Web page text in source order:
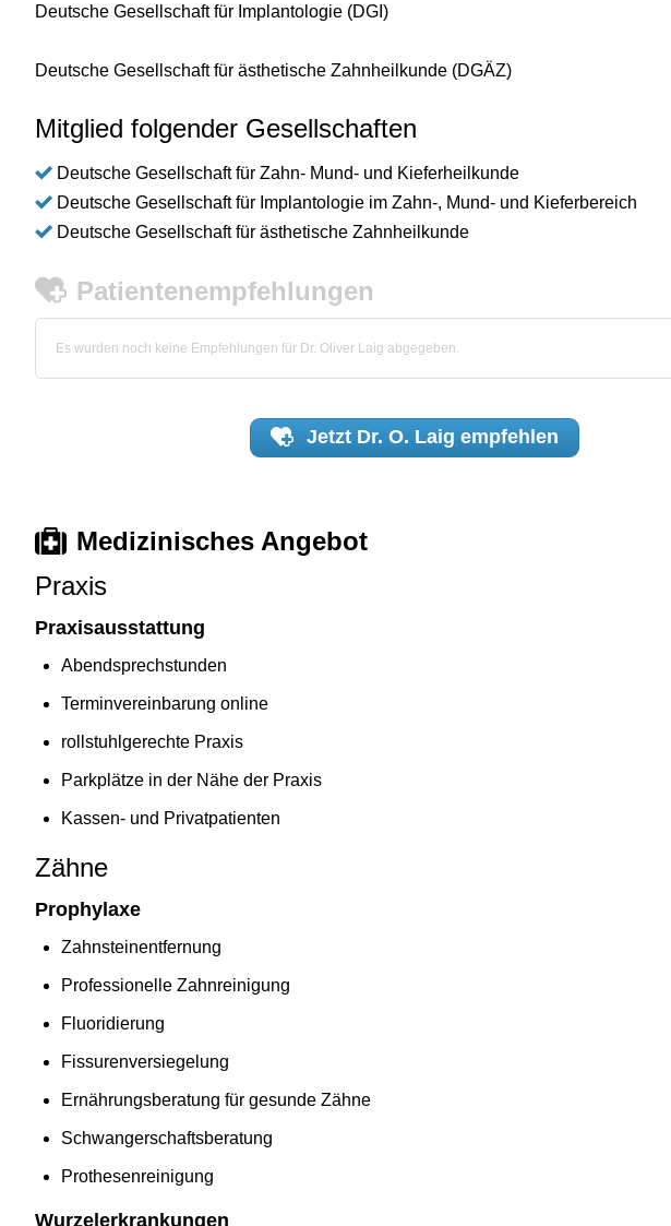
Deutsche Gesellschaft für Implantologie (DGI)
Deutsche Gesellschaft für ästhetische Zahnheilkunde (DGÄZ)
Mitglied folgender Gesellschaften
Deutsche Gesellschaft für Zahn- Mund- und Kieferheilkunde
Deutsche Gesellschaft für Implantologie im Zahn-, Mund- und Kieferbereich
Deutsche Gesellschaft für ästhetische Zahnheilkunde
Patientenempfehlungen
Es wurden noch keine Empfehlungen für Dr. Oliver Laig abgegeben.
Jetzt Dr. O. Laig empfehlen
Medizinisches Angebot
Praxis
Praxisausstattung
Abendsprechstunden
Terminvereinbarung online
rollstuhlgerechte Praxis
Parkplätze in der Nähe der Praxis
Kassen- und Privatpatienten
Zähne
Prophylaxe
Zahnsteinentfernung
Professionelle Zahnreinigung
Fluoridierung
Fissurenversiegelung
Ernährungsberatung für gesunde Zähne
Schwangerschaftsberatung
Prothesenreinigung
Wurzelerkrankungen